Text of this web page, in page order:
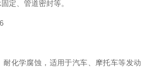
定、管道密封等。
耐化学腐蚀，适用于汽车、摩托车等发动